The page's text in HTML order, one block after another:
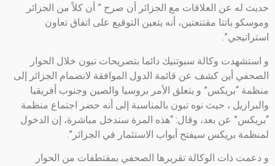
حديث له عن العلاقات مع الجزائر أن صرح ” أن كلاً من الجزائر
وموسكو باتتا مقتنعتين، أنه يتعين التوقيع على اتفاق تعاون
استراتيجي”.
و استشهدت وكالة سبوتنيك دائما بتصريحات تبون خلال الحوار
الصحفي أين كشف عن قائمة الدول الموافقة لانضمام الجزائر إلى
منظمة “بريكس” و يتعلق الأمر بروسيا والصين وجنوب أفريقيا
والبرازيل ، حيث نوه تبون بالمناسبة إلى أنه حضر اجتماع منظمة
“بريكس” عن بعد، وقال: “هذه المرة سندخل مباشرة، إن الدخول
لمنظمة بريكس سيفتح أبواب الاستثمار في الجزائر”.
و دعمت ذات الوكالة تقريرها الصحفي بمقتطفات من الحوار